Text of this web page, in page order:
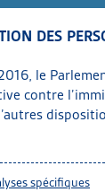
DES
le
contre
spécifiques